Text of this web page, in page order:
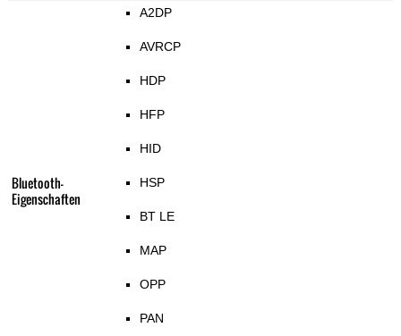
Bluetooth-
Eigenschaften
A2DP
AVRCP
HDP
HFP
HID
HSP
BT LE
MAP
OPP
PAN